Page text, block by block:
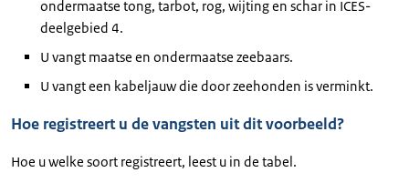
ondermaatse tong, tarbot, rog, wijting en schar in ICES-
deelgebied 4.
U vangt maatse en ondermaatse zeebaars.
U vangt een kabeljauw die door zeehonden is verminkt.
Hoe registreert u de vangsten uit dit voorbeeld?
Hoe u welke soort registreert, leest u in de tabel.